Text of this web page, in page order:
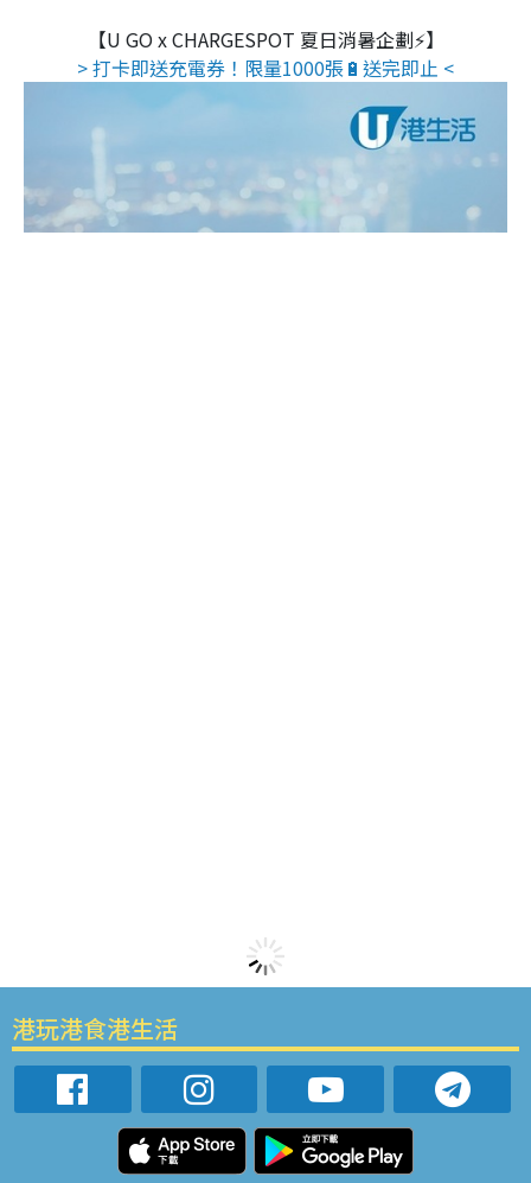
【U GO x CHARGESPOT 夏日消暑企劃⚡】
> 打卡即送充電券！限量1000張🔋送完即止 <
港玩港食港生活